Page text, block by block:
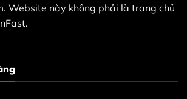
Website này không phải là trang chủ